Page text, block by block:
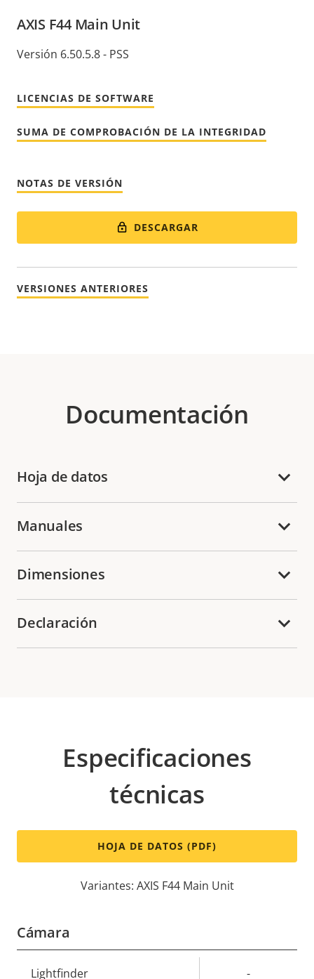
AXIS F44 Main Unit
Versión 6.50.5.8 - PSS
LICENCIAS DE SOFTWARE
SUMA DE COMPROBACIÓN DE LA INTEGRIDAD
NOTAS DE VERSIÓN
DESCARGAR
VERSIONES ANTERIORES
Documentación
Hoja de datos
Manuales
Dimensiones
Declaración
Especificaciones
técnicas
HOJA DE DATOS (PDF)
Variantes: AXIS F44 Main Unit
Cámara
Descripción
Lightfinder -